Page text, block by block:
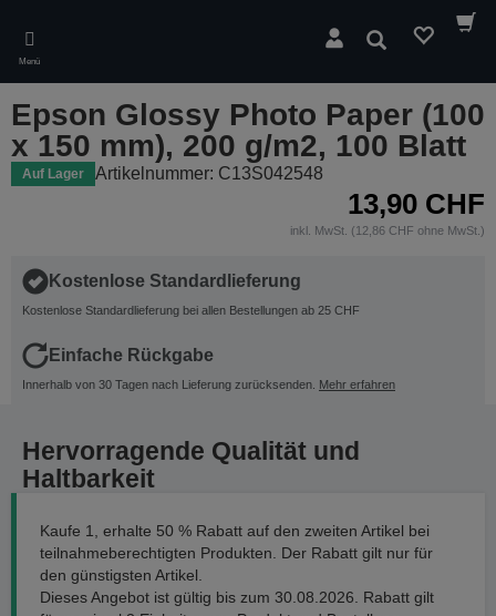
main
content
Menü
Suchen
Epson Glossy Photo Paper (100
x 150 mm), 200 g/m2, 100 Blatt
Auf Lager Artikelnummer: C13S042548
13,90 CHF
inkl. MwSt. (12,86 CHF ohne MwSt.)
Kostenlose Standardlieferung
Kostenlose Standardlieferung bei allen Bestellungen ab 25 CHF
Einfache Rückgabe
Innerhalb von 30 Tagen nach Lieferung zurücksenden. Mehr erfahren
Hervorragende Qualität und
Haltbarkeit
Kaufe 1, erhalte 50 % Rabatt auf den zweiten Artikel bei
teilnahmeberechtigten Produkten. Der Rabatt gilt nur für
den günstigsten Artikel.
Dieses Angebot ist gültig bis zum 30.08.2026. Rabatt gilt